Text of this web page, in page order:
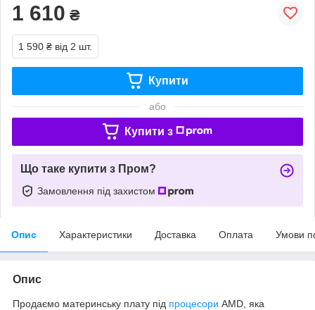
1 610 ₴
1 590 ₴ від 2 шт.
Купити
або
Купити з
Що таке купити з Пром?
Замовлення під захистом
Опис Характеристики Доставка Оплата Умови
Опис
Продаємо материнську плату під процесори AMD, яка